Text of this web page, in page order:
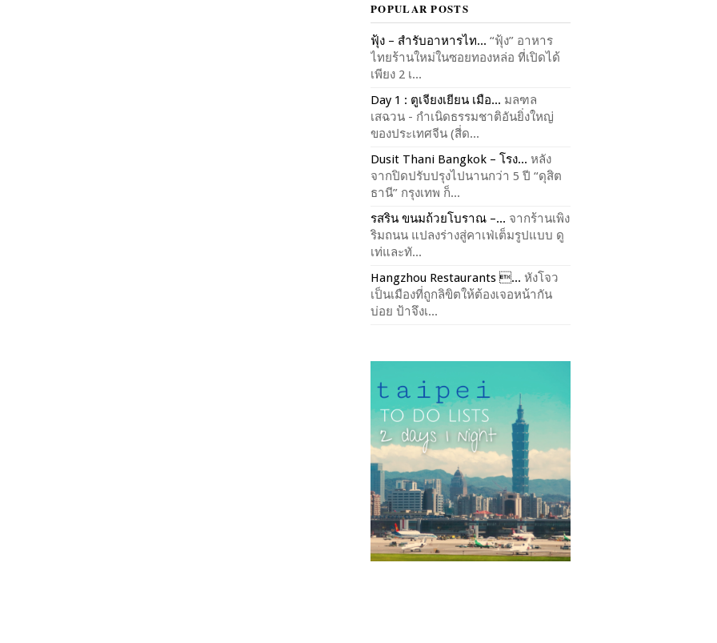
POPULAR POSTS
ฟุ้ง – สำรับอาหารไท... “ฟุ้ง” อาหาร
ไทยร้านใหม่ในซอยทองหล่อ ที่เปิดได้
เพียง 2 เ...
Day 1 : ตูเจียงเยียน เมือ... มลฑล
เสฉวน - กำเนิดธรรมชาติอันยิ่งใหญ่
ของประเทศจีน (สี่ด...
Dusit Thani Bangkok – โรง... หลัง
จากปิดปรับปรุงไปนานกว่า 5 ปี “ดุสิต
ธานี” กรุงเทพ ก็...
รสริน ขนมถ้วยโบราณ –... จากร้านเพิง
ริมถนน แปลงร่างสู่คาเฟ่เต็มรูปแบบ ดู
เท่และทั...
Hangzhou Restaurants ... หังโจว
เป็นเมืองที่ถูกลิขิตให้ต้องเจอหน้ากัน
บ่อย ป้าจึงเ...